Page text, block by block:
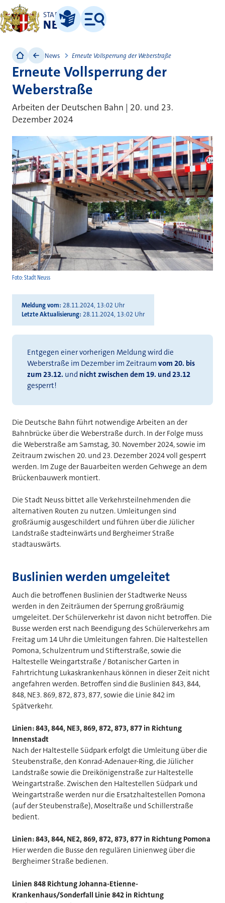
STADT
NEUSS
Leichte Sprache
Menü
Foto: Stadt Neuss
News Erneute Vollsperrung der Weberstraße
Erneute Vollsperrung der
Weberstraße
Arbeiten der Deutschen Bahn | 20. und 23.
Dezember 2024
Meldung vom 28.11.2024, 13:02 Uhr
Letzte Aktualisierung 28.11.2024, 13:02 Uhr
Entgegen einer vorherigen Meldung wird die
Weberstraße im Dezember im Zeitraum vom 20. bis
zum 23.12. und nicht zwischen dem 19. und 23.12
gesperrt!
Die Deutsche Bahn führt notwendige Arbeiten an der
Bahnbrücke über die Weberstraße durch. In der Folge muss
die Weberstraße am Samstag, 30. November 2024, sowie im
Zeitraum zwischen 20. und 23. Dezember 2024 voll gesperrt
werden. Im Zuge der Bauarbeiten werden Gehwege an dem
Brückenbauwerk montiert.
Die Stadt Neuss bittet alle Verkehrsteilnehmenden die
alternativen Routen zu nutzen. Umleitungen sind
großräumig ausgeschildert und führen über die Jülicher
Landstraße stadteinwärts und Bergheimer Straße
stadtauswärts.
Buslinien werden umgeleitet
Auch die betroffenen Buslinien der Stadtwerke Neuss
werden in den Zeiträumen der Sperrung großräumig
umgeleitet. Der Schülerverkehr ist davon nicht betroffen. Die
Busse werden erst nach Beendigung des Schülerverkehrs am
Freitag um 14 Uhr die Umleitungen fahren. Die Haltestellen
Pomona, Schulzentrum und Stifterstraße, sowie die
Haltestelle Weingartstraße / Botanischer Garten in
Fahrtrichtung Lukaskrankenhaus können in dieser Zeit nicht
angefahren werden. Betroffen sind die Buslinien 843, 844,
848, NE3. 869, 872, 873, 877, sowie die Linie 842 im
Spätverkehr.
Linien: 843, 844, NE3, 869, 872, 873, 877 in Richtung
Innenstadt
Nach der Haltestelle Südpark erfolgt die Umleitung über die
Steubenstraße, den Konrad-Adenauer-Ring, die Jülicher
Landstraße sowie die Dreikönigenstraße zur Haltestelle
Weingartstraße. Zwischen den Haltestellen Südpark und
Weingartstraße werden nur die Ersatzhaltestellen Pomona
(auf der Steubenstraße), Moseltraße und Schillerstraße
bedient.
Linien: 843, 844, NE2, 869, 872, 873, 877 in Richtung Pomona
Hier werden die Busse den regulären Linienweg über die
Bergheimer Straße bedienen.
Linien 848 Richtung Johanna-Etienne-
Krankenhaus/Sonderfall Linie 842 in Richtung